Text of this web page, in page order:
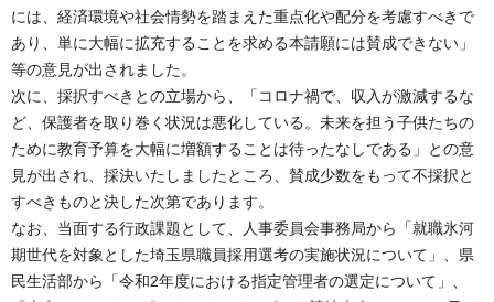
には、経済環境や社会情勢を踏まえた重点化や配分を考慮すべきで
あり、単に大幅に拡充することを求める本請願には賛成できない」
等の意見が出されました。
次に、採択すべきとの立場から、「コロナ禍で、収入が激減するな
ど、保護者を取り巻く状況は悪化している。未来を担う子供たちの
ために教育予算を大幅に増額することは待ったなしである」との意
見が出され、採決いたしましたところ、賛成少数をもって不採択と
すべきものと決した次第であります。
なお、当面する行政課題として、人事委員会事務局から「就職氷河
期世代を対象とした埼玉県職員採用選考の実施状況について」、県
民生活部から「令和2年度における指定管理者の選定について」、